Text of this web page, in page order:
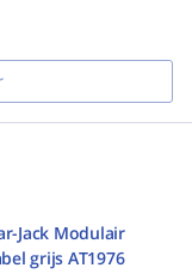
Jack Modulair
grijs AT1976